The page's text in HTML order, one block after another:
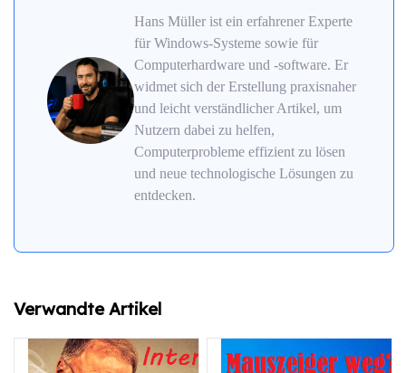
Hans Müller ist ein erfahrener Experte
für Windows-Systeme sowie für
Computerhardware und -software. Er
widmet sich der Erstellung praxisnaher
und leicht verständlicher Artikel, um
Nutzern dabei zu helfen,
Computerprobleme effizient zu lösen
und neue technologische Lösungen zu
entdecken.
Verwandte Artikel